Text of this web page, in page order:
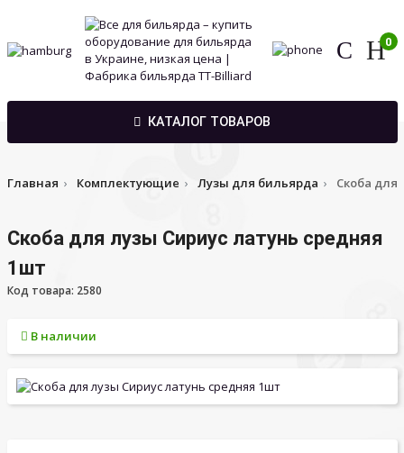
0
КАТАЛОГ ТОВАРОВ
Главная Комплектующие Лузы для бильярда Скоба для
Скоба для лузы Сириус латунь средняя
1шт
Код товара: 2580
В наличии